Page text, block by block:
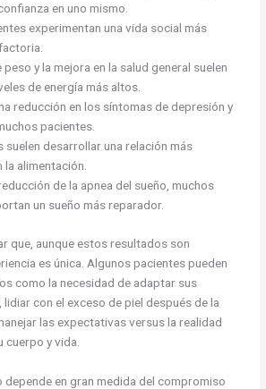
en uno mismo.
experimentan una vida social más
y la mejora en la salud general suelen
de energía más altos.
reducción en los síntomas de depresión y
pacientes.
suelen desarrollar una relación más
la alimentación.
de la apnea del sueño, muchos
un sueño más reparador.
que, aunque estos resultados son
es única. Algunos pacientes pueden
como la necesidad de adaptar sus
con el exceso de piel después de la
las expectativas versus la realidad
cuerpo y vida.
depende en gran medida del compromiso